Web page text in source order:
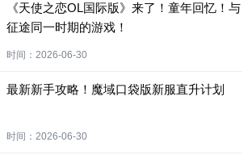
《天使之恋OL国际版》来了！童年回忆！与
征途同一时期的游戏！
时间： 2026-06-30
最新新手攻略！魔域口袋版新服直升计划
时间： 2026-06-30